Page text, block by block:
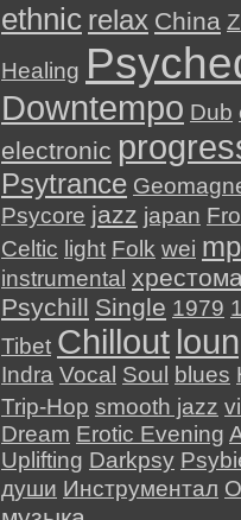
ethnic relax China
Healing
Downtempo Dub
electronic
Psytrance
Psycore jazz japan
Celtic light Folk wei
instrumental
Psychill Single 1979
Tibet Chillout
Indra Vocal Soul blues
Trip-Hop smooth jazz
Dream Erotic Evening
Uplifting Darkpsy
души Инструментал